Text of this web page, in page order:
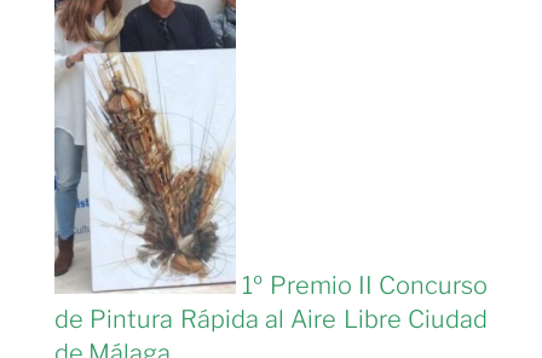
1º Premio II Concurso
de Pintura Rápida al Aire Libre Ciudad